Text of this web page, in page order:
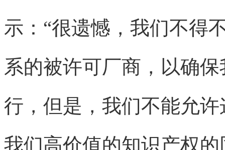
示：“很遗憾，我们不得
系的被许可厂商，以确
行，但是，我们不能允
我们高价值的知识产权